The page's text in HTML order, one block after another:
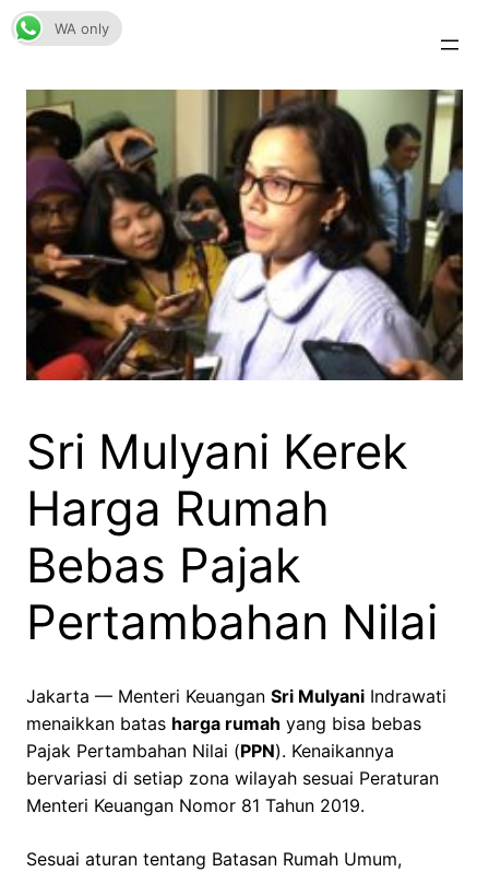
Skip
to
Sri Mulyani Kerek
Harga Rumah
Bebas Pajak
Pertambahan Nilai
Jakarta — Menteri Keuangan Sri Mulyani Indrawati
menaikkan batas harga rumah yang bisa bebas
Pajak Pertambahan Nilai (PPN). Kenaikannya
bervariasi di setiap zona wilayah sesuai Peraturan
Menteri Keuangan Nomor 81 Tahun 2019.
Sesuai aturan tentang Batasan Rumah Umum,
WA only